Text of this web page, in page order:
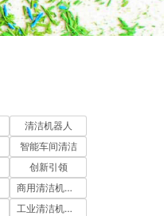
清洁机器人
智能车间清洁
创新引领
商用清洁机器人
工业清洁机器人